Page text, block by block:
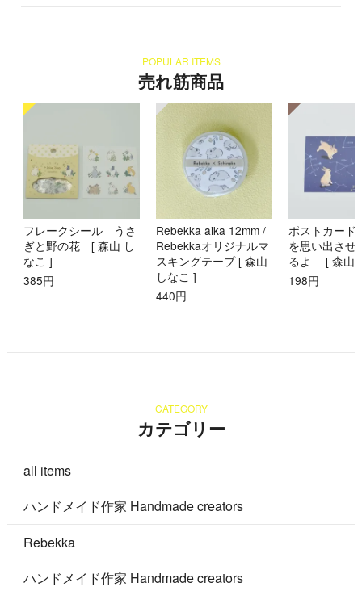
POPULAR ITEMS
売れ筋商品
フレークシール うさ
ぎと野の花 [ 森山 し
なこ ]
385円
Rebekka aika 12mm /
Rebekkaオリジナルマ
スキングテープ [ 森山
しなこ ]
440円
ポストカー
を思い出させ
るよ [ 森山
198円
CATEGORY
カテゴリー
all items
ハンドメイド作家 Handmade creators
Rebekka
ハンドメイド作家 Handmade creators